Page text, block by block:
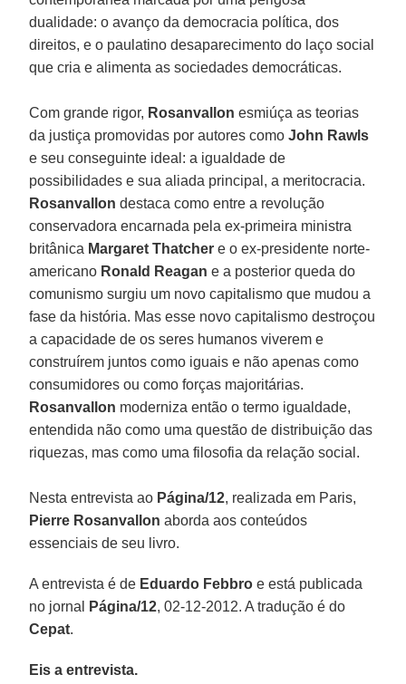
dualidade: o avanço da democracia política, dos
direitos, e o paulatino desaparecimento do laço social
que cria e alimenta as sociedades democráticas.
Com grande rigor, Rosanvallonesmiúça as teorias
da justiça promovidas por autores comoJohn Rawls
e seu conseguinte ideal: a igualdade de
possibilidades e sua aliada principal, a meritocracia.
Rosanvallondestaca como entre a revolução
conservadora encarnada pela ex-primeira ministra
britânica Margaret Thatcher e o ex-presidente norte-
americano Ronald Reagan e a posterior queda do
comunismo surgiu um novo capitalismo que mudou a
fase da história. Mas esse novo capitalismo destroçou
a capacidade de os seres humanos viverem e
construírem juntos como iguais e não apenas como
consumidores ou como forças majoritárias.
Rosanvallon moderniza então o termo igualdade,
entendida não como uma questão de distribuição das
riquezas, mas como uma filosofia da relação social.
Nesta entrevista ao Página/12, realizada em Paris,
Pierre Rosanvallonaborda aos conteúdos
essenciais de seu livro.
A entrevista é de Eduardo Febbro e está publicada
no jornal
Página/12, 02-12-2012. A tradução é do
Cepat.
Eis a entrevista.